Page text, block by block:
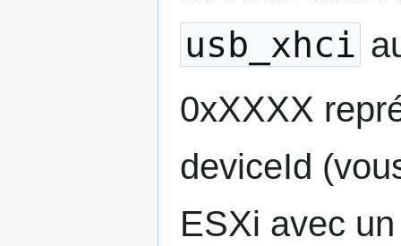
usb_xhci
0xXXXX
deviceId
ESXi avec